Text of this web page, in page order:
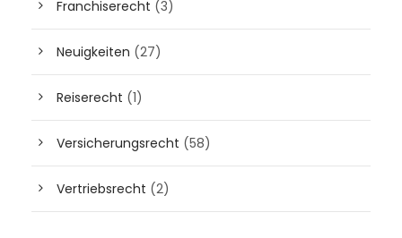
Franchiserecht (3)
Neuigkeiten (27)
Reiserecht (1)
Versicherungsrecht (58)
Vertriebsrecht (2)